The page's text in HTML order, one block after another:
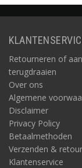
Retourneren of
terugdraaien
Over ons
Algemene
Disclaimer
Privacy Policy
Betaalmethoden
Verzenden &
Klantenservice